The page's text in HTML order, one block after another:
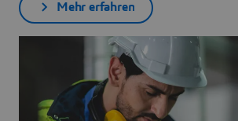
Mehr erfahren